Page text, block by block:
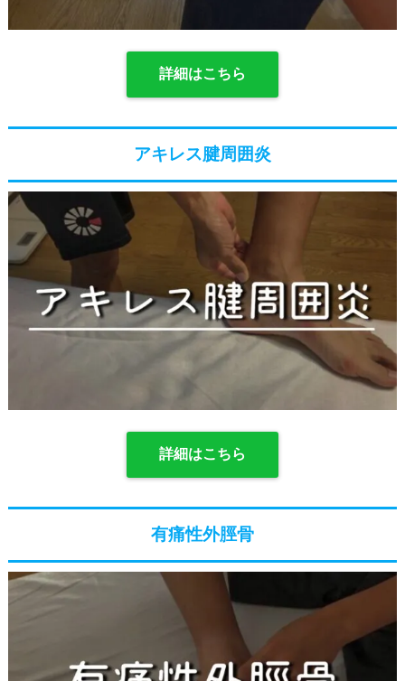
詳細はこちら
アキレス腱周囲炎
詳細はこちら
有痛性外脛骨